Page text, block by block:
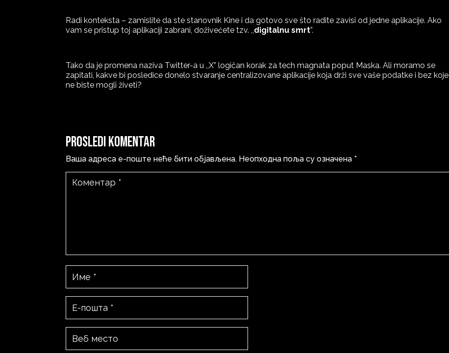
Radi konteksta – zamislite da ste stanovnik Kine i da gotovo sve što radite zavisi od jedne aplikacije. Ako
vam se pristup toj aplikaciji zabrani, doživećete tzv. ,,digitalnu smrt”.
Tako da je promena naziva Twitter-a u ,,X” logičan korak za tech magnata poput Maska. Ali moramo se
zapitati, kakve bi posledice donelo stvaranje centralizovane aplikacije koja drži sve vaše podatke i bez koje
ne biste mogli živeti?
Prosledi komentar
Ваша адреса е-поште неће бити објављена. Неопходна поља су означена *